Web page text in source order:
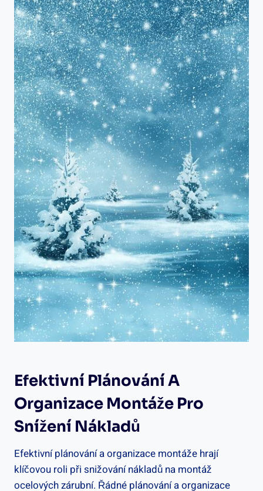
Efektivní Plánování A
Organizace Montáže Pro
Snížení Nákladů
Efektivní plánování a organizace montáže hrají
klíčovou roli při snižování nákladů na montáž
ocelových zárubní. Řádné plánování a organizace